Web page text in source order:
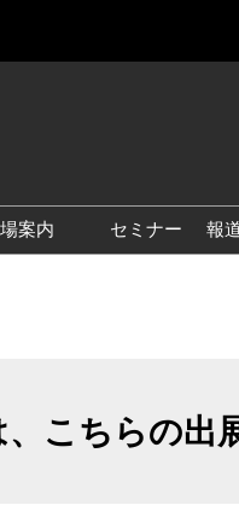
案内
アクセス・来場ガイド
セミナー 報
こちらの出